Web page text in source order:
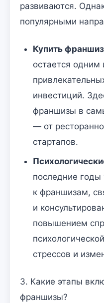
развиваются.
популярными
Купить
остается одним
инвестиций.
франшизы в
— от
стартапов.
последние годы
к франшизам,
и
повышением
стрессов и
3. Какие этапы
франшизы?